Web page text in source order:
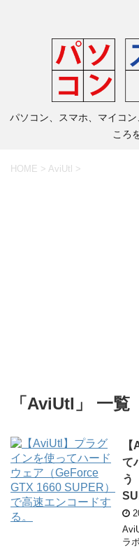
パソコン、スマホ、マイコ
ころ
HOME > AviUtl >
「AviUtl」 一覧
て
う
ラ